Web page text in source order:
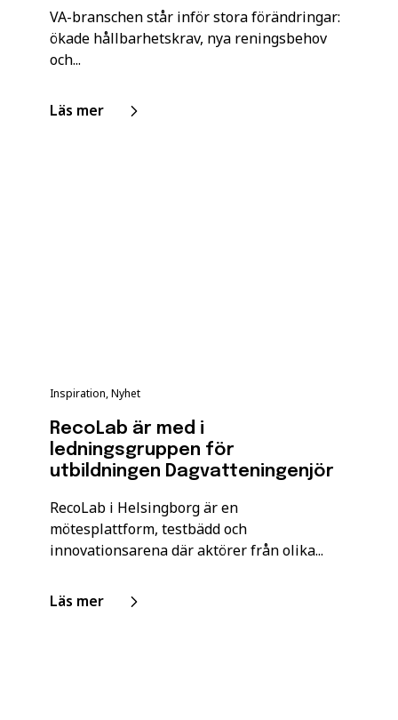
VA-branschen står inför stora förändringar:
ökade hållbarhetskrav, nya reningsbehov
och...
Läs mer
Inspiration, Nyhet
RecoLab är med i
ledningsgruppen för
utbildningen Dagvatteningenjör
RecoLab i Helsingborg är en
mötesplattform, testbädd och
innovationsarena där aktörer från olika...
Läs mer